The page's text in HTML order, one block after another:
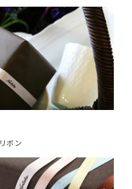
リボン